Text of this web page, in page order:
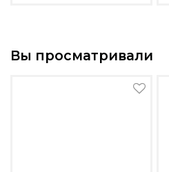
Вы просматривали